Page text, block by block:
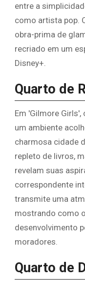
entre a
como artista pop.
obra-prima de
recriado em um
Disney+.
Quarto de
Em 'Gilmore
um ambiente
charmosa cidade
repleto de livros,
revelam suas
correspondente
transmite uma
mostrando como
desenvolvimento
moradores.
Quarto de